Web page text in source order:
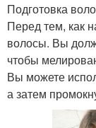
Подготовка
Перед тем, как
волосы. Вы
чтобы
Вы можете
а затем